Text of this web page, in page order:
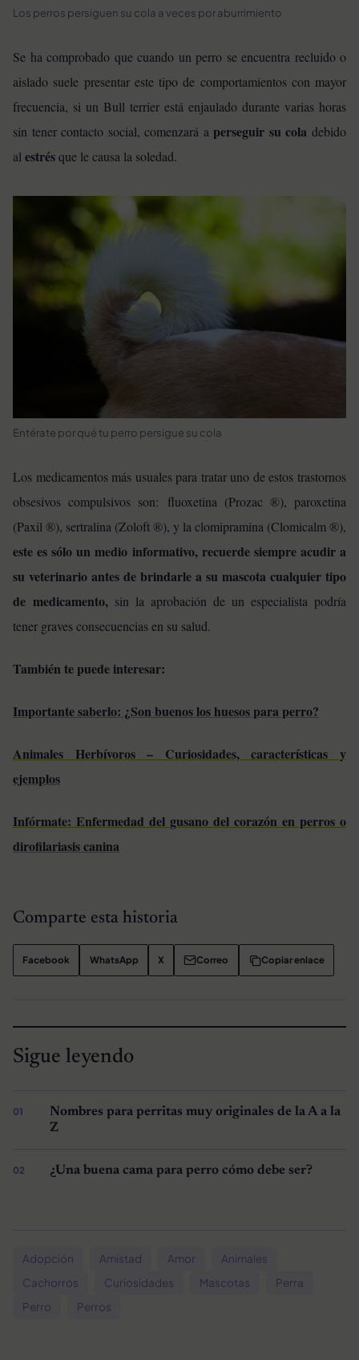
Los perros persiguen su cola a veces por aburrimiento
Se ha comprobado que cuando un perro se encuentra recluido o
aislado suele presentar este tipo de comportamientos con mayor
frecuencia, si un Bull terrier está enjaulado durante varias horas
sin tener contacto social, comenzará a perseguir su cola debido
al estrésque le causa la soledad.
Entérate por qué tu perro persigue su cola
Los medicamentos más usuales para tratar uno de estos trastornos
obsesivos compulsivos son: fluoxetina (Prozac ®), paroxetina
(Paxil ®), sertralina (Zoloft ®), y la clomipramina (Clomicalm ®),
este es sólo un medio informativo, recuerde siempre acudir a
su veterinario antes de brindarle a su mascota cualquier tipo
de medicamento, sin la aprobación de un especialista podría
tener graves consecuencias en su salud.
También te puede interesar:
Importante saberlo: ¿Son buenos los huesos para perro?
Animales Herbívoros – Curiosidades, características y
ejemplos
Infórmate: Enfermedad del gusano del corazón en perros o
dirofilariasis canina
Comparte esta historia
Facebook WhatsApp X Correo Copiar enlace
Sigue leyendo
Nombres para perritas muy originales de la A a la
Z
¿Una buena cama para perro cómo debe ser?
Adopción Amistad Amor
Animales
Cachorros
Curiosidades Mascotas
Perra
Perro
Perros